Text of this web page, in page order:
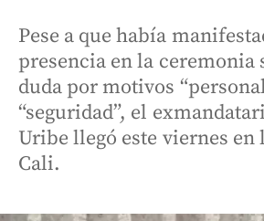
Pese a que había
presencia en la ceremonia
duda por motivos
“seguridad”, el
Uribe llegó este viernes en
Cali.